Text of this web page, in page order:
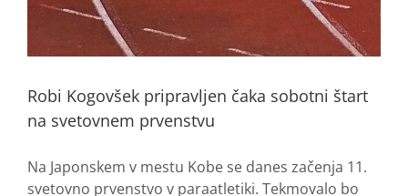
Robi Kogovšek pripravljen čaka sobotni štart
na svetovnem prvenstvu
Na Japonskem v mestu Kobe se danes začenja 11.
svetovno prvenstvo v paraatletiki. Tekmovalo bo